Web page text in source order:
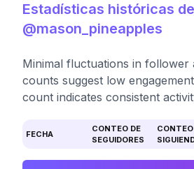
Estadísticas históricas de
@mason_pineapples
Minimal fluctuations in follower
counts suggest low
count indicates consistent
FECHA
CONTEO DE
SEGUIDORES
CONTEO